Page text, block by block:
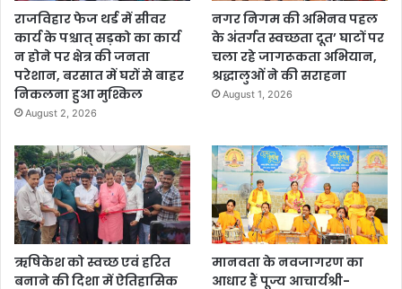
राजविहार फेज थर्ड में सीवर
कार्य के पश्चात् सड़को का कार्य
न होने पर क्षेत्र की जनता
परेशान, बरसात में घरों से बाहर
निकलना हुआ मुश्किल
August 2, 2026
नगर निगम की अभिनव पहल
के अंतर्गत स्वच्छता दूत’ घाटों पर
चला रहे जागरूकता अभियान,
श्रद्धालुओं ने की सराहना
August 1, 2026
ऋषिकेश को स्वच्छ एवं हरित
बनाने की दिशा में ऐतिहासिक
मानवता के नवजागरण का
आधार हैं पूज्य आचार्यश्री-